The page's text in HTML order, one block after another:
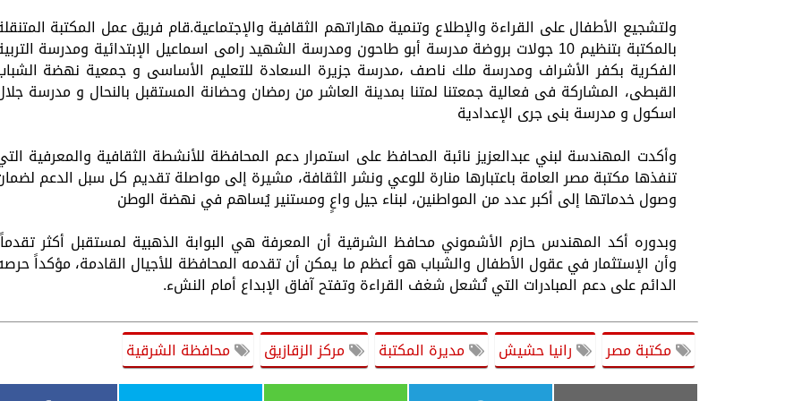
ولتشجيع الأطفال على القراءة والإطلاع وتنمية مهاراتهم الثقافية والإجتماعية.قام فريق عمل المكتبة
بالمكتبة بتنظيم 10 جولات بروضة مدرسة أبو طاحون ومدرسة الشهيد رامى اسماعيل الإبتدائية ومدرسة
الفكرية بكفر الأشراف ومدرسة ملك ناصف ،مدرسة جزيرة السعادة للتعليم الأساسى و جمعية نهضة
القبطى، المشاركة فى فعالية جمعتنا لمتنا بمدينة العاشر من رمضان وحضانة المستقبل بالنحال و مدرسة
اسكول و مدرسة بنى جرى الإعدادية
وأكدت المهندسة لبني عبدالعزيز نائبة المحافظ على استمرار دعم المحافظة للأنشطة الثقافية والمعرفية
تنفذها مكتبة مصر العامة باعتبارها منارة للوعي ونشر الثقافة، مشيرة إلى مواصلة تقديم كل سبل الدعم
وصول خدماتها إلى أكبر عدد من المواطنين، لبناء جيل واعٍ ومستنير يُساهم في نهضة الوطن
وبدوره أكد المهندس حازم الأشموني محافظ الشرقية أن المعرفة هي البوابة الذهبية لمستقبل أكثر
وأن الإستثمار في عقول الأطفال والشباب هو أعظم ما يمكن أن تقدمه المحافظة للأجيال القادمة، مؤكداً
الدائم على دعم المبادرات التي تُشعل شغف القراءة وتفتح آفاق الإبداع أمام النشء.
مكتبة مصر رانيا حشيش مديرة المكتبة مركز الزقازيق محافظة الشرقية